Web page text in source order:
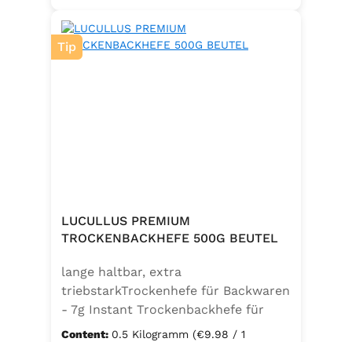
Tip
LUCULLUS PREMIUM
TROCKENBACKHEFE 500G BEUTEL
lange haltbar, extra
triebstarkTrockenhefe für Backwaren
- 7g Instant Trockenbackhefe für
500g Weizenmehl, entspricht 25g
Content: 0.5 Kilogramm (€9.98 / 1